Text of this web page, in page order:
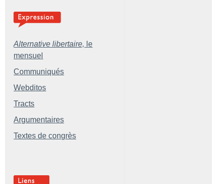
Alternative libertaire, le
mensuel
Communiqués
Webditos
Tracts
Argumentaires
Textes de congrès